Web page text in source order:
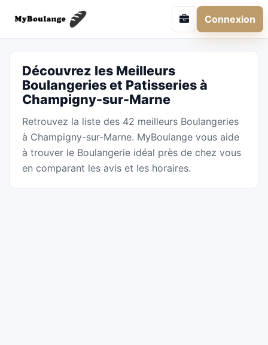
Connexion
Découvrez les Meilleurs
Boulangeries et Patisseries à
Champigny-sur-Marne
Retrouvez la liste des 42 meilleurs Boulangeries
à Champigny-sur-Marne. MyBoulange vous aide
à trouver le Boulangerie idéal près de chez vous
en comparant les avis et les horaires.